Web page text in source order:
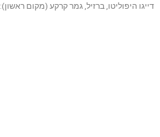
דייגו היפוליטו, ברזיל, גמר קרקע (מקום ראשון):